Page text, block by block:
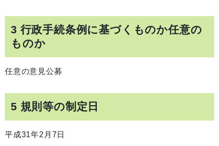
3 行政手続条例に基づくものか任意の
ものか
任意の意見公募
5 規則等の制定日
平成31年2月7日